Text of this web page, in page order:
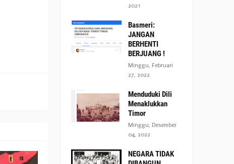
2021
Basmeri:
JANGAN
BERHENTI
BERJUANG !
Minggu, Februari
27, 2022
Menduduki Dili
Menaklukkan
Timor
Minggu, Desember
04, 2022
NEGARA TIDAK